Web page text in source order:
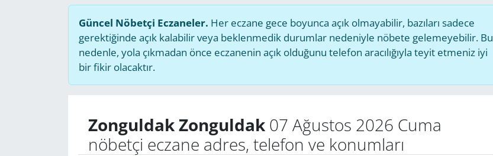
Güncel Nöbetçi Eczaneler. Her eczane gece boyunca açık olmayabilir, bazıları sadece
gerektiğinde açık kalabilir veya beklenmedik durumlar nedeniyle nöbete gelemeyebilir. Bu
nedenle, yola çıkmadan önce eczanenin açık olduğunu telefon aracılığıyla teyit etmeniz iyi
bir fikir olacaktır.
Zonguldak Zonguldak07 Ağustos 2026 Cuma
nöbetçi eczane adres, telefon ve konumları